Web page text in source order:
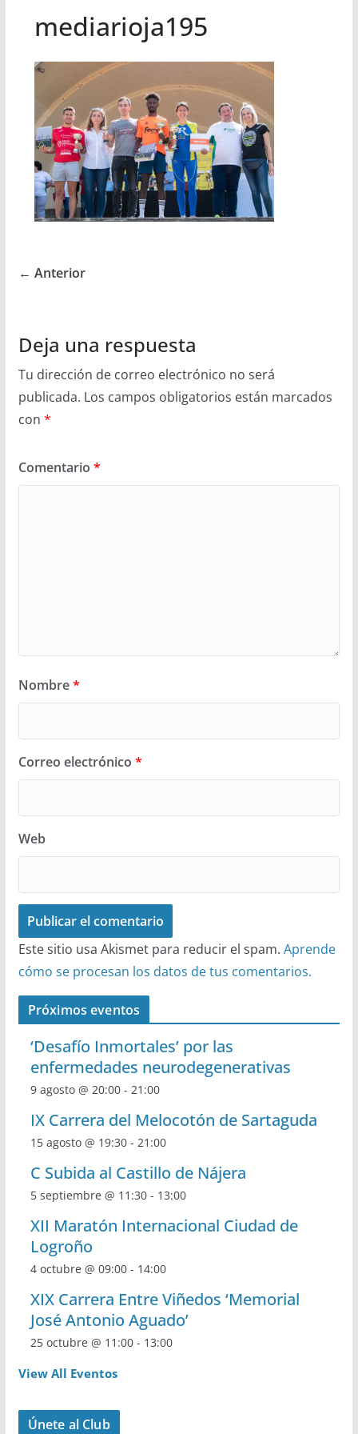
mediarioja195
← Anterior
Deja una respuesta
Tu dirección de correo electrónico no será
publicada. Los campos obligatorios están marcados
con *
Comentario *
Nombre*
Correo electrónico *
Web
Este sitio usa Akismet para reducir el spam. Aprende
cómo se procesan los datos de tus comentarios.
Próximos eventos
‘Desafío Inmortales’ por las
enfermedades neurodegenerativas
9 agosto @ 20:00- 21:00
IX Carrera del Melocotón de Sartaguda
15 agosto @ 19:30- 21:00
C Subida al Castillo de Nájera
5 septiembre @ 11:30- 13:00
XII Maratón Internacional Ciudad de
Logroño
4 octubre @ 09:00- 14:00
XIX Carrera Entre Viñedos ‘Memorial
José Antonio Aguado’
25 octubre @ 11:00- 13:00
View All Eventos
Únete al Club